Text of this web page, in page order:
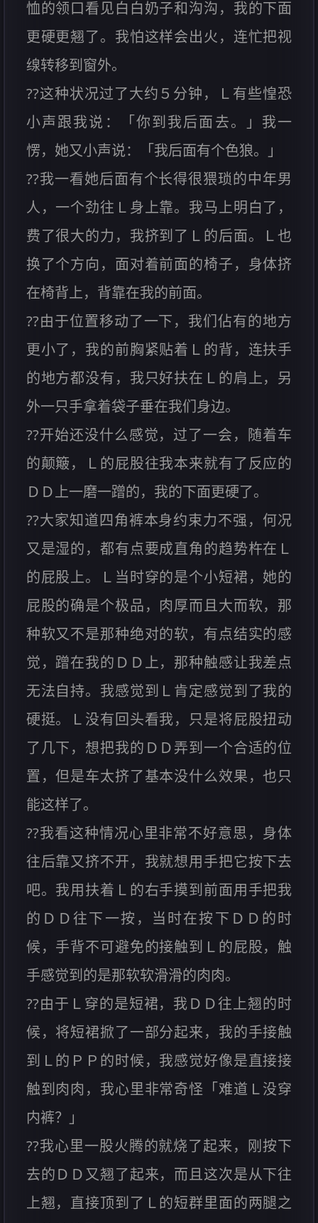
恤的领口看见白白奶子和沟沟，我的下面
更硬更翘了。我怕这样会出火，连忙把视
缐转移到窗外。
??这种状况过了大约５分钟，Ｌ有些惶恐
小声跟我说：「你到我后面去。」我一
愣，她又小声说：「我后面有个色狼。」
??我一看她后面有个长得很猥琐的中年男
人，一个劲往Ｌ身上靠。我马上明白了，
费了很大的力，我挤到了Ｌ的后面。Ｌ也
换了个方向，面对着前面的椅子，身体挤
在椅背上，背靠在我的前面。
??由于位置移动了一下，我们佔有的地方
更小了，我的前胸紧贴着Ｌ的背，连扶手
的地方都没有，我只好扶在Ｌ的肩上，另
外一只手拿着袋子垂在我们身边。
??开始还没什么感觉，过了一会，随着车
的颠簸，Ｌ的屁股往我本来就有了反应的
ＤＤ上一磨一蹭的，我的下面更硬了。
??大家知道四角裤本身约束力不强，何况
又是湿的，都有点要成直角的趋势杵在Ｌ
的屁股上。Ｌ当时穿的是个小短裙，她的
屁股的确是个极品，肉厚而且大而软，那
种软又不是那种绝对的软，有点结实的感
觉，蹭在我的ＤＤ上，那种触感让我差点
无法自持。我感觉到Ｌ肯定感觉到了我的
硬挺。Ｌ没有回头看我，只是将屁股扭动
了几下，想把我的ＤＤ弄到一个合适的位
置，但是车太挤了基本没什么效果，也只
能这样了。
??我看这种情况心里非常不好意思，身体
往后靠又挤不开，我就想用手把它按下去
吧。我用扶着Ｌ的右手摸到前面用手把我
的ＤＤ往下一按，当时在按下ＤＤ的时
候，手背不可避免的接触到Ｌ的屁股，触
手感觉到的是那软软滑滑的肉肉。
??由于Ｌ穿的是短裙，我ＤＤ往上翘的时
候，将短裙掀了一部分起来，我的手接触
到Ｌ的ＰＰ的时候，我感觉好像是直接接
触到肉肉，我心里非常奇怪「难道Ｌ没穿
内裤？」
??我心里一股火腾的就烧了起来，刚按下
去的ＤＤ又翘了起来，而且这次是从下往
上翘，直接顶到了Ｌ的短群里面的两腿之